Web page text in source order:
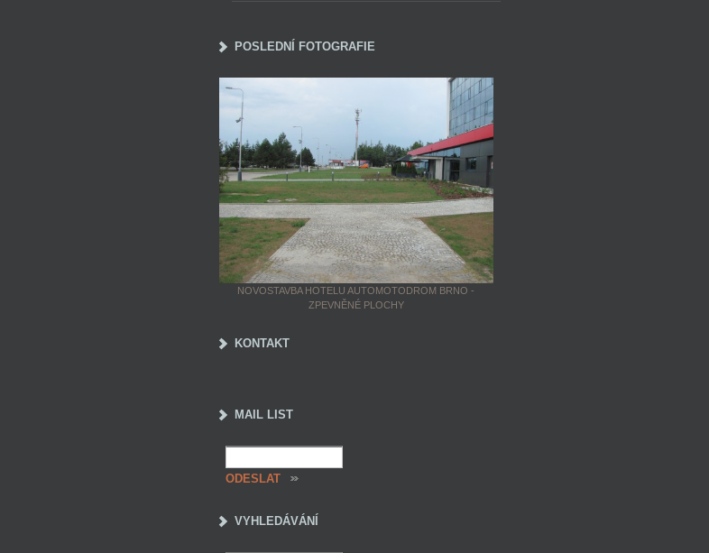
POSLEDNÍ FOTOGRAFIE
NOVOSTAVBA HOTELU AUTOMOTODROM BRNO -
ZPEVNĚNÉ PLOCHY
KONTAKT
MAIL LIST
VYHLEDÁVÁNÍ